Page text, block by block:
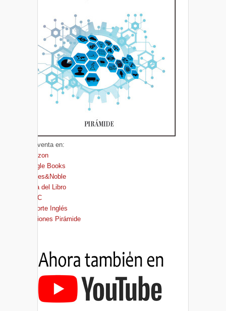
A la venta en:
Amazon
Google Books
Barnes&Noble
Casa del Libro
FNAC
El Corte Inglés
Ediciones Pirámide